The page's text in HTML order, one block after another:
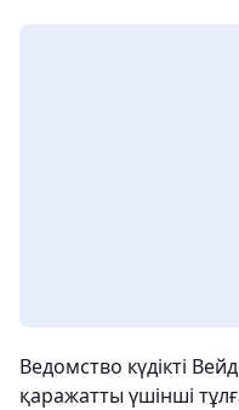
Ведомство күдікті
қаражатты үшінші